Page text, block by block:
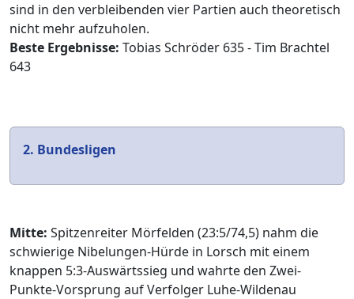
sind in den verbleibenden vier Partien auch theoretisch
nicht mehr aufzuholen.
Beste Ergebnisse: Tobias Schröder 635 - Tim Brachtel
643
2. Bundesligen
Mitte: Spitzenreiter Mörfelden (23:5/74,5) nahm die
schwierige Nibelungen-Hürde in Lorsch mit einem
knappen 5:3-Auswärtssieg und wahrte den Zwei-
Punkte-Vorsprung auf Verfolger Luhe-Wildenau